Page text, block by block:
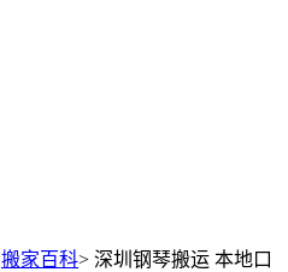
搬家百科> 深圳钢琴搬运 本地口